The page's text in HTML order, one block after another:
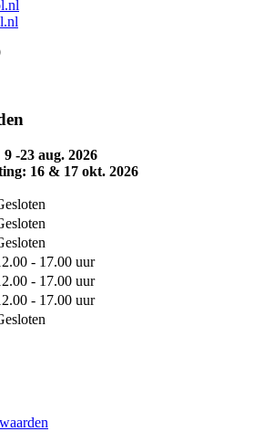
-23 aug. 2026
16 & 17 okt. 2026
- 17.00 uur
- 17.00 uur
- 17.00 uur